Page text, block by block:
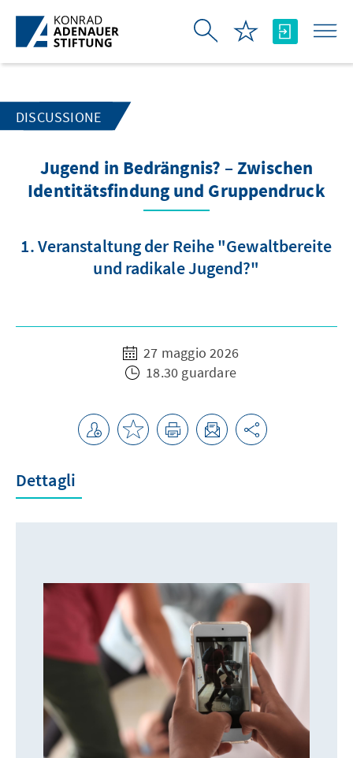
Skip to Main Content
DISCUSSIONE
Jugend in Bedrängnis? – Zwischen
Identitätsfindung und Gruppendruck
1. Veranstaltung der Reihe "Gewaltbereite
und radikale Jugend?"
27 maggio 2026
18.30 guardare
Dettagli